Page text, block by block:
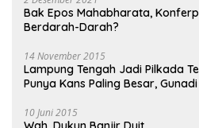
Bak Epos Mahabharata,
Berdarah-Darah?
14 November 2015
Lampung Tengah Jadi Pilkada
Punya Kans Paling Besar,
10 Juni 2015